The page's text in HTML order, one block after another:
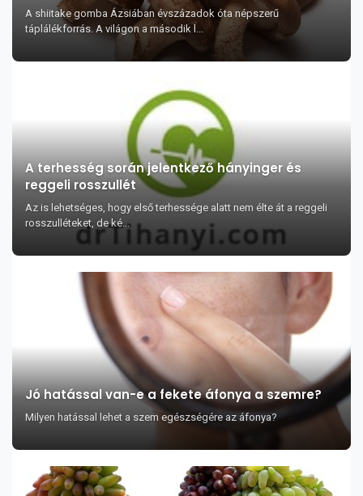
A shiitake gomba Ázsiában évszázadok óta népszerű
táplálékforrás. A világon a második l...
A terhesség során jelentkező hányinger és
reggeli rosszullét
Az is lehetséges, hogy első terhessége alatt nem élte át a reggeli
rosszulléteket, de ké...
Jó hatással van-e a fekete áfonya a szemre?
Milyen hatással lehet a szem egészségére az áfonya?